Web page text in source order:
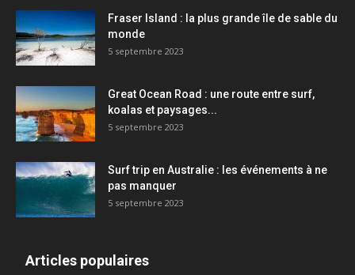
Fraser Island : la plus grande île de sable du
monde
5 septembre 2023
Great Ocean Road : une route entre surf,
koalas et paysages...
5 septembre 2023
Surf trip en Australie : les événements à ne
pas manquer
5 septembre 2023
Articles populaires